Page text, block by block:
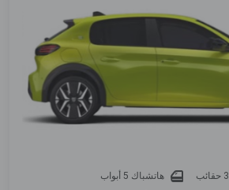
3 حقائب
هاتشباك 5 أبواب